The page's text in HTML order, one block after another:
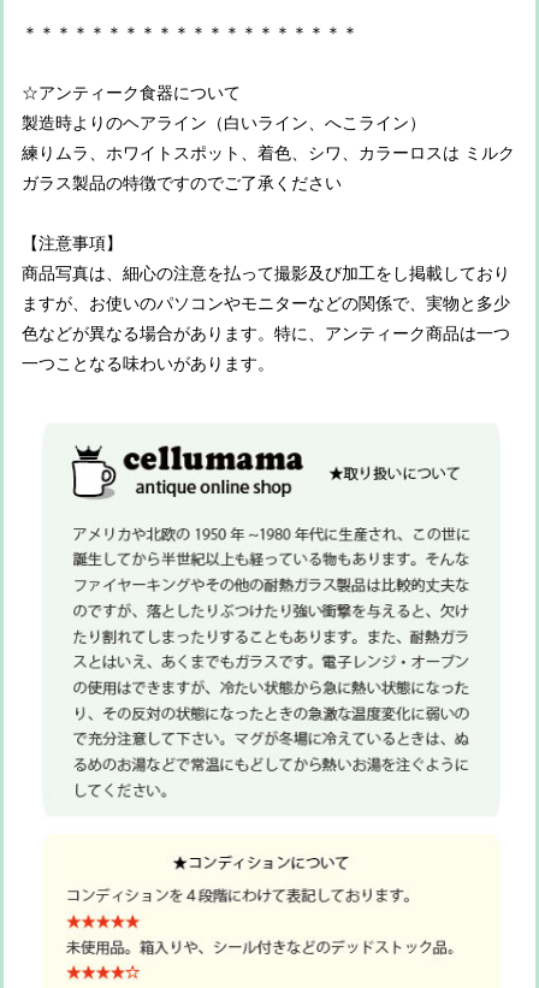
＊＊＊＊＊＊＊＊＊＊＊＊＊＊＊＊＊＊＊＊
☆アンティーク食器について
製造時よりのヘアライン（白いライン、へこライン）
練りムラ、ホワイトスポット、着色、シワ、カラーロスは ミルク
ガラス製品の特徴ですのでご了承ください
【注意事項】
商品写真は、細心の注意を払って撮影及び加工をし掲載しており
ますが、お使いのパソコンやモニターなどの関係で、実物と多少
色などが異なる場合があります。特に、アンティーク商品は一つ
一つことなる味わいがあります。